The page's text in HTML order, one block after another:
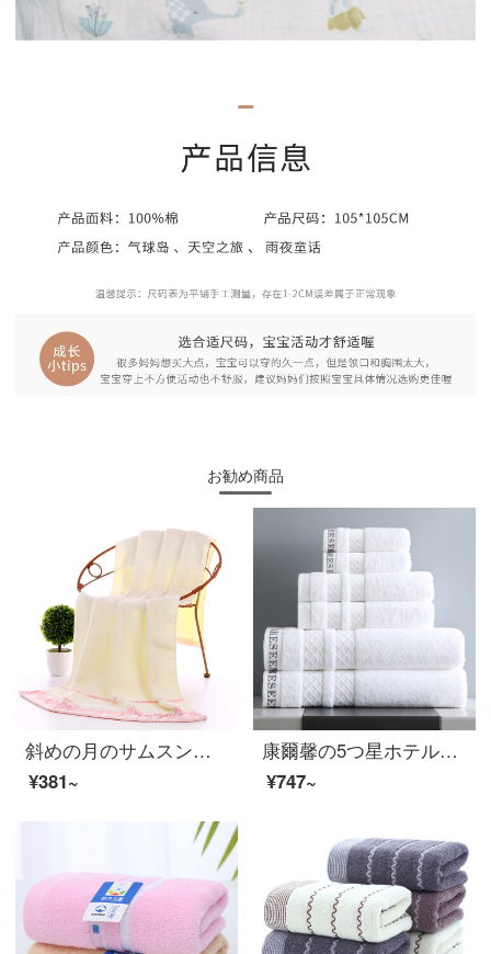
お勧め商品
斜めの月のサムスンの全綿の祥雲のバスタオルは増大して厚いカップルの金のバスタオルをプラスします。
¥381~
康爾馨の5つ星ホテルの純綿の大きいバスタオルの全綿は強く水を吸い込んで柔らかくて肌に親しむ大人の男女の通用する厚いバスタオルの白色の700 g 150*80 cmをプラスします。
¥747~